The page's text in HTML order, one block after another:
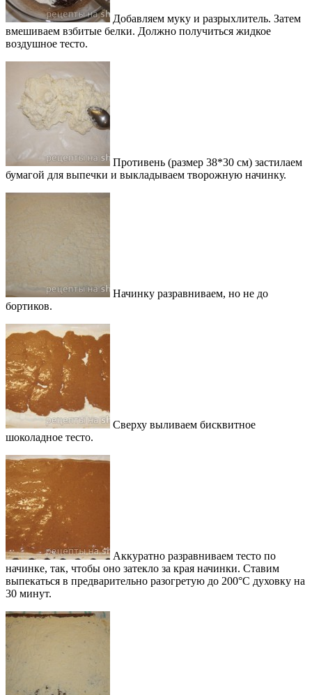
Добавляем муку и разрыхлитель. Затем
вмешиваем взбитые белки. Должно получиться жидкое
воздушное тесто.
Противень (размер 38*30 см) застилаем
бумагой для выпечки и выкладываем творожную начинку.
Начинку разравниваем, но не до
бортиков.
Сверху выливаем бисквитное
шоколадное тесто.
Аккуратно разравниваем тесто по
начинке, так, чтобы оно затекло за края начинки. Ставим
выпекаться в предварительно разогретую до 200°С духовку на
30 минут.